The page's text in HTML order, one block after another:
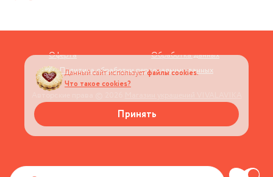
Оферта
Обработка данных
Политика обработки персональных данных
Данный сайт используетфайлы cookies.
Что такое cookies?
Принять